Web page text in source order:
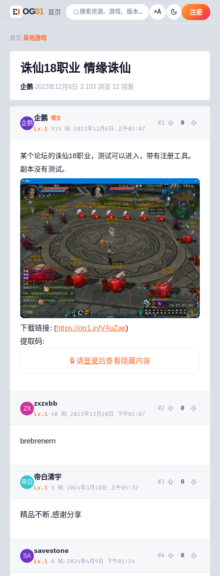
OG01 首页 AA 注册
首页 其他游戏
诛仙18职业 情缘诛仙
企鹅·2023年12月6日 ·3,103 浏览·12 回复
企鹅
企鹅 楼主
Lv. 1 · 915 帖 · 2023年12月6日 上午02:07
#1 0
某个论坛的诛仙18职业，测试可以进入，带有注册工具。
副本没有测试。
下载链接: (https://og1.in/V4uZae)
提取码:
🔒 请登录后查看隐藏内容
ZX
zxzxbb
Lv. 1 · 40 帖 · 2023年12月28日 下午02:07
#2 0
brebrenern
帝白
帝白清宇
Lv. 1 · 5 帖 · 2024年3月10日 上午05:32
#3 0
精品不断,感谢分享
SA
savestone
Lv. 1 · 8 帖 · 2024年4月9日 下午01:24
#4 0